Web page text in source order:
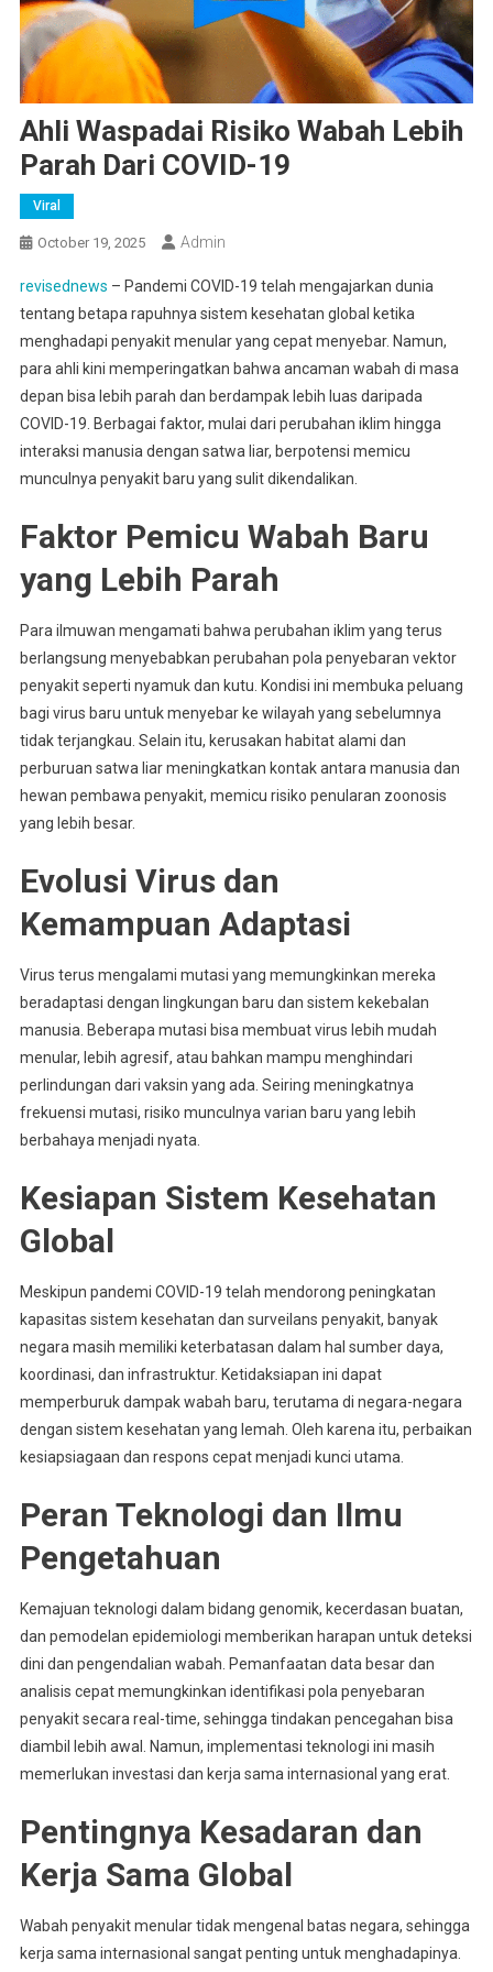
Ahli Waspadai Risiko Wabah Lebih
Parah Dari COVID-19
Viral
October 19, 2025 Admin
revisednews – Pandemi COVID-19 telah mengajarkan dunia
tentang betapa rapuhnya sistem kesehatan global ketika
menghadapi penyakit menular yang cepat menyebar. Namun,
para ahli kini memperingatkan bahwa ancaman wabah di masa
depan bisa lebih parah dan berdampak lebih luas daripada
COVID-19. Berbagai faktor, mulai dari perubahan iklim hingga
interaksi manusia dengan satwa liar, berpotensi memicu
munculnya penyakit baru yang sulit dikendalikan.
Faktor Pemicu Wabah Baru
yang Lebih Parah
Para ilmuwan mengamati bahwa perubahan iklim yang terus
berlangsung menyebabkan perubahan pola penyebaran vektor
penyakit seperti nyamuk dan kutu. Kondisi ini membuka peluang
bagi virus baru untuk menyebar ke wilayah yang sebelumnya
tidak terjangkau. Selain itu, kerusakan habitat alami dan
perburuan satwa liar meningkatkan kontak antara manusia dan
hewan pembawa penyakit, memicu risiko penularan zoonosis
yang lebih besar.
Evolusi Virus dan
Kemampuan Adaptasi
Virus terus mengalami mutasi yang memungkinkan mereka
beradaptasi dengan lingkungan baru dan sistem kekebalan
manusia. Beberapa mutasi bisa membuat virus lebih mudah
menular, lebih agresif, atau bahkan mampu menghindari
perlindungan dari vaksin yang ada. Seiring meningkatnya
frekuensi mutasi, risiko munculnya varian baru yang lebih
berbahaya menjadi nyata.
Kesiapan Sistem Kesehatan
Global
Meskipun pandemi COVID-19 telah mendorong peningkatan
kapasitas sistem kesehatan dan surveilans penyakit, banyak
negara masih memiliki keterbatasan dalam hal sumber daya,
koordinasi, dan infrastruktur. Ketidaksiapan ini dapat
memperburuk dampak wabah baru, terutama di negara-negara
dengan sistem kesehatan yang lemah. Oleh karena itu, perbaikan
kesiapsiagaan dan respons cepat menjadi kunci utama.
Peran Teknologi dan Ilmu
Pengetahuan
Kemajuan teknologi dalam bidang genomik, kecerdasan buatan,
dan pemodelan epidemiologi memberikan harapan untuk deteksi
dini dan pengendalian wabah. Pemanfaatan data besar dan
analisis cepat memungkinkan identifikasi pola penyebaran
penyakit secara real-time, sehingga tindakan pencegahan bisa
diambil lebih awal. Namun, implementasi teknologi ini masih
memerlukan investasi dan kerja sama internasional yang erat.
Pentingnya Kesadaran dan
Kerja Sama Global
Wabah penyakit menular tidak mengenal batas negara, sehingga
kerja sama internasional sangat penting untuk menghadapinya.